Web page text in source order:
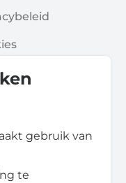
gebruik van
te
Voorwaarde